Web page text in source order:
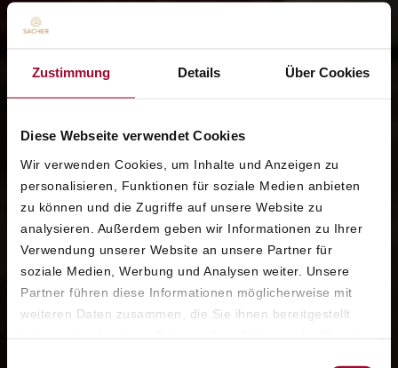
Zustimmung Details Über Cookies
Diese Webseite verwendet Cookies
Wir verwenden Cookies, um Inhalte und Anzeigen zu
personalisieren, Funktionen für soziale Medien anbieten
zu können und die Zugriffe auf unsere Website zu
analysieren. Außerdem geben wir Informationen zu Ihrer
Verwendung unserer Website an unsere Partner für
soziale Medien, Werbung und Analysen weiter. Unsere
Partner führen diese Informationen möglicherweise mit
weiteren Daten zusammen, die Sie ihnen bereitgestellt